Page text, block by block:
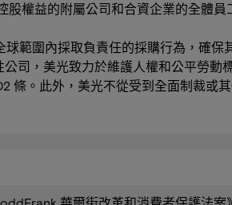
股權益的附屬公司和合資企業的全體
範圍內採取負責任的採購行為，確
司，美光致力於維護人權和公平勞
條。此外，美光不從受到全面制裁或